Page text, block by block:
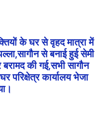
के घर से वृहद मात्रा में
से बनाई हुई सेमी
की गई,सभी सागौन
परिक्षेत्र कार्यालय भेजा